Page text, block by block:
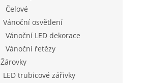
Čelové
Vánoční osvětlení
Vánoční LED dekorace
Vánoční řetězy
Žárovky
LED trubicové zářivky